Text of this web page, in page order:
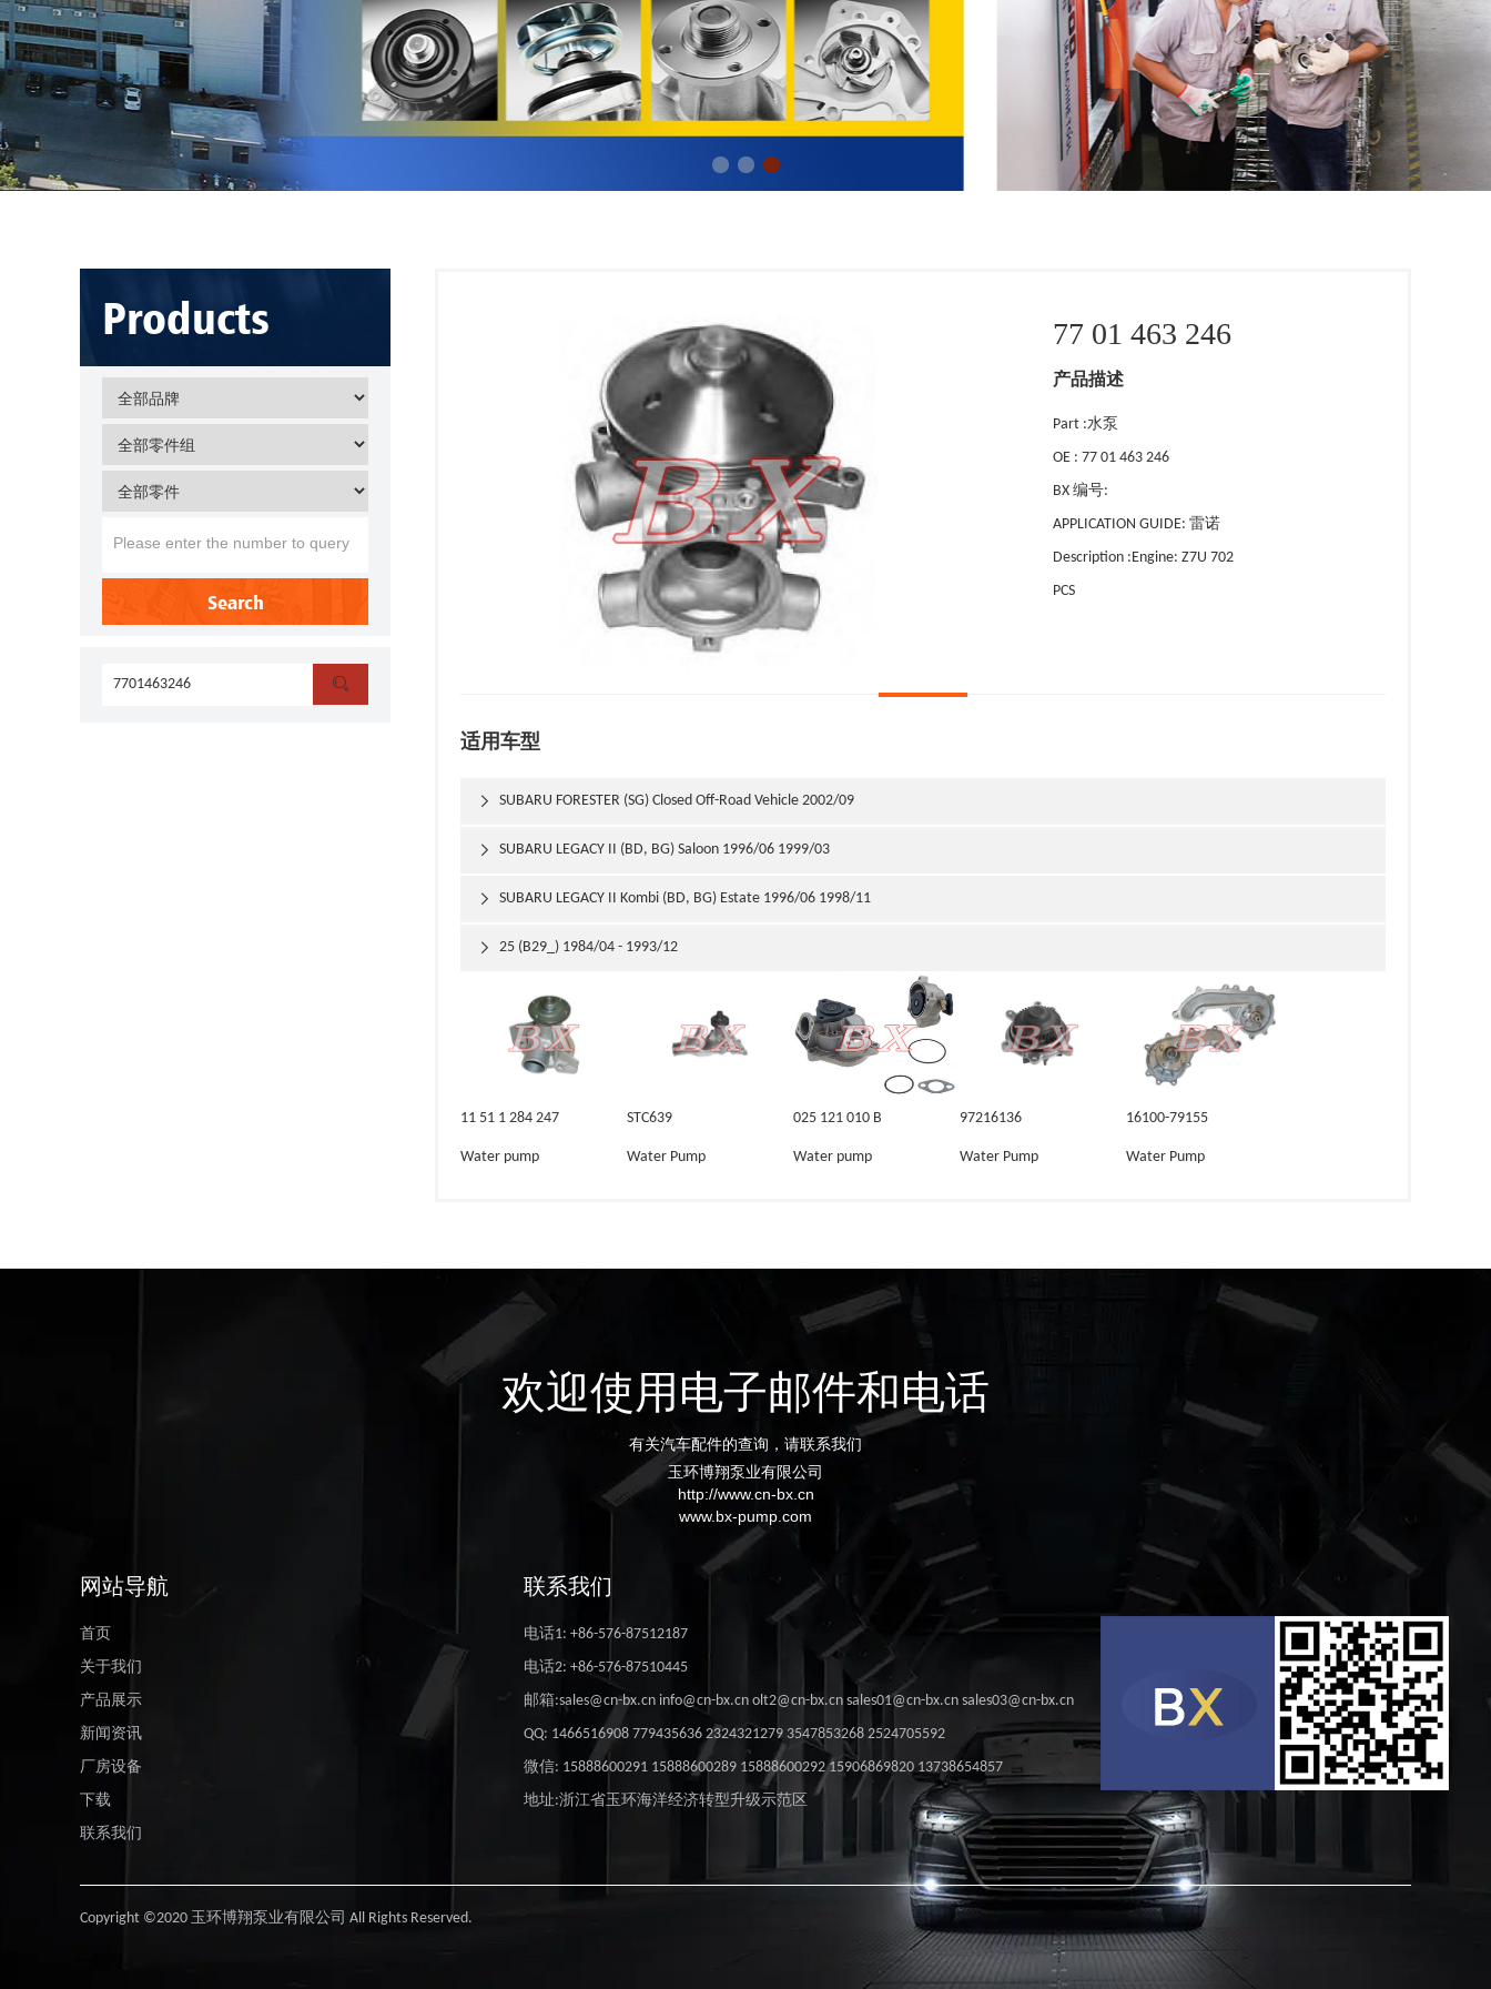
Products
Search

77 01 463 246
产品描述
Part :水泵
OE : 77 01 463 246
BX 编号:
APPLICATION GUIDE: 雷诺
Description :Engine: Z7U 702
PCS
适用车型
SUBARU FORESTER (SG) Closed Off-Road Vehicle 2002/09

SUBARU LEGACY II (BD, BG) Saloon 1996/06 1999/03

SUBARU LEGACY II Kombi (BD, BG) Estate 1996/06 1998/11

25 (B29_) 1984/04 - 1993/12

11 51 1 284 247
Water pump
STC639
Water Pump
025 121 010 B
Water pump
97216136
Water Pump
16100-79155
Water Pump
欢迎使用电子邮件和电话
有关汽车配件的查询，请联系我们
玉环博翔泵业有限公司
http://www.cn-bx.cn
www.bx-pump.com
网站导航
首页
关于我们
产品展示
新闻资讯
厂房设备
下载
联系我们
联系我们
电话1: +86-576-87512187
电话2: +86-576-87510445
邮箱:sales@cn-bx.cn info@cn-bx.cn olt2@cn-bx.cn sales01@cn-bx.cn sales03@cn-bx.cn
QQ: 1466516908 779435636 2324321279 3547853268 2524705592
微信: 15888600291 15888600289 15888600292 15906869820 13738654857
地址:浙江省玉环海洋经济转型升级示范区
Copyright ©2020 玉环博翔泵业有限公司 All Rights Reserved.